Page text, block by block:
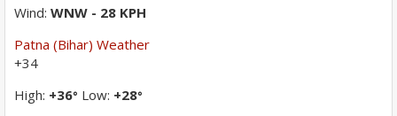
Wind: WNW - 28 KPH
Patna (Bihar) Weather
+34
High: +36° Low: +28°